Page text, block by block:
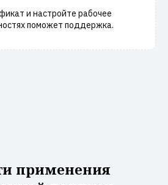
и настройте рабочее
поможет поддержка.
применения